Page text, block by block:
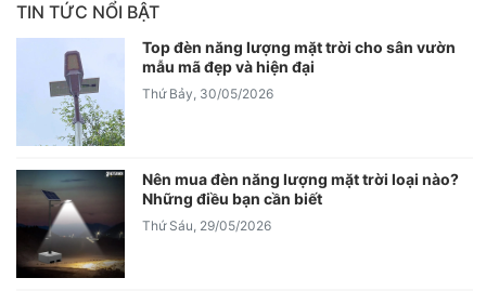
TIN TỨC NỔI BẬT
Top đèn năng lượng mặt trời cho sân vườn
mẫu mã đẹp và hiện đại
Thứ Bảy, 30/05/2026
Nên mua đèn năng lượng mặt trời loại nào?
Những điều bạn cần biết
Thứ Sáu, 29/05/2026